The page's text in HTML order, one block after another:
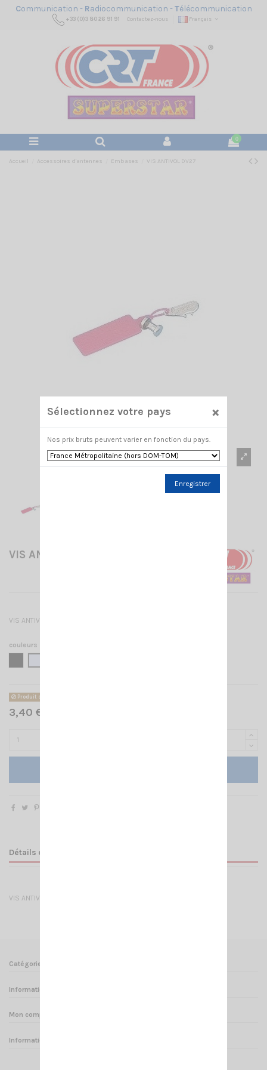
Communication - Radiocommunication -Télécommunication
+33 (0)3 80 26 91 91 Contactez-nous Français
0
Accueil Accessoires d'antennes Embases VIS ANTIVOL DV27
VIS ANTIVOL DV27
VIS ANTIVOL DV27
couleurs
Produit disponible avec d'autres options
3,40 € TTC
Détails du produit
VIS ANTIVOL DV27
Catégories
Informations
Mon compte
Informations sur votre boutique
Sélectionnez votre pays ×
Nos prix bruts peuvent varier en fonction du pays.
Enregistrer